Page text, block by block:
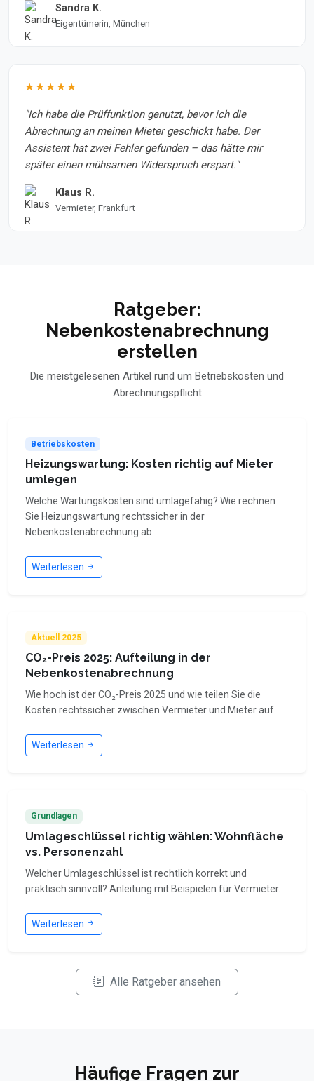
Sandra K.
Eigentümerin, München
★★★★★
"Ich habe die Prüffunktion genutzt, bevor ich die
Abrechnung an meinen Mieter geschickt habe. Der
Assistent hat zwei Fehler gefunden – das hätte mir
später einen mühsamen Widerspruch erspart."
Klaus R.
Vermieter, Frankfurt
Ratgeber:
Nebenkostenabrechnung
erstellen
Die meistgelesenen Artikel rund um Betriebskosten und
Abrechnungspflicht
Betriebskosten
Heizungswartung: Kosten richtig auf Mieter
umlegen
Welche Wartungskosten sind umlagefähig? Wie rechnen
Sie Heizungswartung rechtssicher in der
Nebenkostenabrechnung ab.
Weiterlesen
Aktuell 2025
CO₂-Preis 2025: Aufteilung in der
Nebenkostenabrechnung
Wie hoch ist der CO₂-Preis 2025 und wie teilen Sie die
Kosten rechtssicher zwischen Vermieter und Mieter auf.
Weiterlesen
Grundlagen
Umlageschlüssel richtig wählen: Wohnfläche
vs. Personenzahl
Welcher Umlageschlüssel ist rechtlich korrekt und
praktisch sinnvoll? Anleitung mit Beispielen für Vermieter.
Weiterlesen
Alle Ratgeber ansehen
Häufige Fragen zur